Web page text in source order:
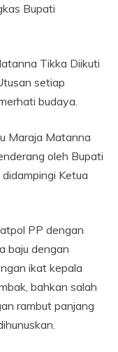
Bupati
Tikka Diikuti
setiap
budaya.
Maraja Matanna
oleh Bupati
Ketua
PP dengan
baju dengan
ikat kepala
bahkan salah
rambut panjang